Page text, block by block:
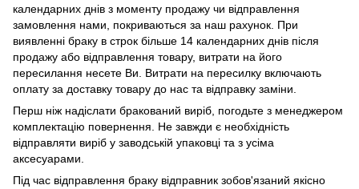
календарних днів з моменту продажу чи відправлення
замовлення нами, покриваються за наш рахунок. При
виявленні браку в строк більше 14 календарних днів після
продажу або відправлення товару, витрати на його
пересилання несете Ви. Витрати на пересилку включають
оплату за доставку товару до нас та відправку заміни.
Перш ніж надіслати бракований виріб, погодьте з менеджером
комплектацію повернення. Не завжди є необхідність
відправляти виріб у заводській упаковці та з усіма
аксесуарами.
Під час відправлення браку відправник зобов'язаний якісно